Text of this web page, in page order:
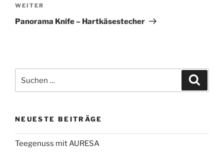
Nächster
Beitrag
WEITER
Panorama Knife – Hartkäsestecher
nach:
NEUESTE BEITRÄGE
Teegenuss mit AURESA